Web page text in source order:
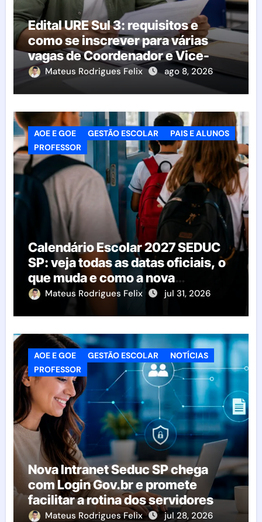
Edital URE Sul 3: requisitos e
como se inscrever para várias
vagas de Coordenador e Vice-
Diretor
Mateus Rodrigues Felix ago 8, 2026
AOE E GOE GESTÃO ESCOLAR
PAIS E ALUNOS
PROFESSOR
Calendário Escolar 2027 SEDUC
SP: veja todas as datas oficiais, o
que muda e como a nova
resolução afeta as escolas
Mateus Rodrigues Felix jul 31, 2026
AOE E GOE GESTÃO ESCOLAR
NOTÍCIAS
PROFESSOR
Nova Intranet Seduc SP chega
com Login Gov.br e promete
facilitar a rotina dos servidores
Mateus Rodrigues Felix jul 28, 2026